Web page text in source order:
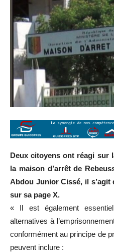
Deux citoyens ont réagi sur
la maison d’arrêt de
Abdou Junior Cissé, il
sur sa page X.
« Il est également
alternatives à
conformément au principe de
peuvent inclure :